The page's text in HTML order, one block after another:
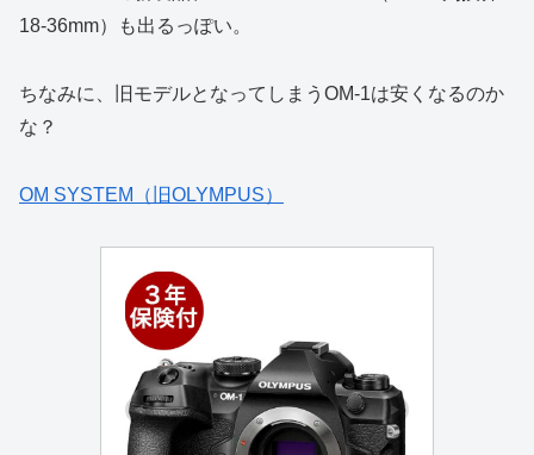
18-36mm）も出るっぽい。
ちなみに、旧モデルとなってしまうOM-1は安くなるのか
な？
OM SYSTEM（旧OLYMPUS）